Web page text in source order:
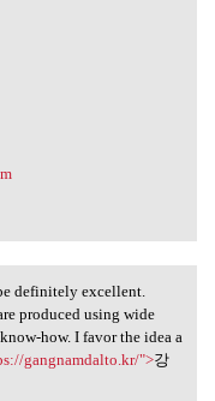
to be
definitely excellent.
produced using wide
how. I favor the idea a
gangnamdalto.kr/">강